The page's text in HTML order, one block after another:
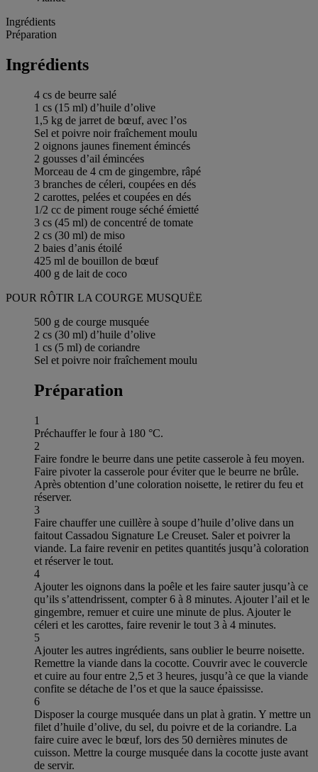
Ingrédients
Préparation
Ingrédients
4 cs de beurre salé
1 cs (15 ml) d’huile d’olive
1,5 kg de jarret de bœuf, avec l’os
Sel et poivre noir fraîchement moulu
2 oignons jaunes finement émincés
2 gousses d’ail émincées
Morceau de 4 cm de gingembre, râpé
3 branches de céleri, coupées en dés
2 carottes, pelées et coupées en dés
1/2 cc de piment rouge séché émietté
3 cs (45 ml) de concentré de tomate
2 cs (30 ml) de miso
2 baies d’anis étoilé
425 ml de bouillon de bœuf
400 g de lait de coco
POUR RÔTIR LA COURGE MUSQUËE
500 g de courge musquée
2 cs (30 ml) d’huile d’olive
1 cs (5 ml) de coriandre
Sel et poivre noir fraîchement moulu
Préparation
1
Préchauffer le four à 180 °C.
2
Faire fondre le beurre dans une petite casserole à feu moyen.
Faire pivoter la casserole pour éviter que le beurre ne brûle.
Après obtention d’une coloration noisette, le retirer du feu et
réserver.
3
Faire chauffer une cuillère à soupe d’huile d’olive dans un
faitout Cassadou Signature Le Creuset. Saler et poivrer la
viande. La faire revenir en petites quantités jusqu’à coloration
et réserver le tout.
4
Ajouter les oignons dans la poêle et les faire sauter jusqu’à ce
qu’ils s’attendrissent, compter 6 à 8 minutes. Ajouter l’ail et le
gingembre, remuer et cuire une minute de plus. Ajouter le
céleri et les carottes, faire revenir le tout 3 à 4 minutes.
5
Ajouter les autres ingrédients, sans oublier le beurre noisette.
Remettre la viande dans la cocotte. Couvrir avec le couvercle
et cuire au four entre 2,5 et 3 heures, jusqu’à ce que la viande
confite se détache de l’os et que la sauce épaississe.
6
Disposer la courge musquée dans un plat à gratin. Y mettre un
filet d’huile d’olive, du sel, du poivre et de la coriandre. La
faire cuire avec le bœuf, lors des 50 dernières minutes de
cuisson. Mettre la courge musquée dans la cocotte juste avant
de servir.